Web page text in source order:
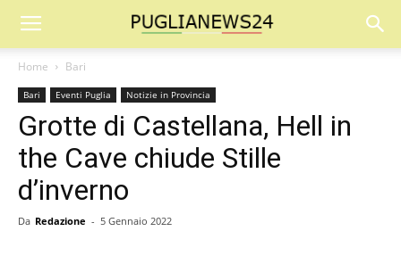
Home Bari
Bari Eventi Puglia Notizie in Provincia
Grotte di Castellana, Hell in
the Cave chiude Stille
d’inverno
Da Redazione - 5 Gennaio 2022